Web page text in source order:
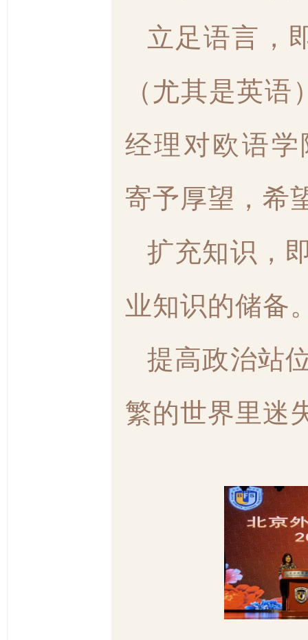
立足语言，
（尤其是英
经理对欧语学
寄予厚望，希
扩充知识，
业知识的储备
提高政治站
繁的世界里迷